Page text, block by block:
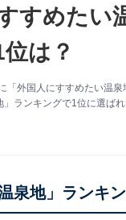
すめたい
は？
外国人にすすめたい温
ランキングで1位に選ばれ
泉地」ランキ